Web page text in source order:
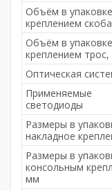
Объём в
креплением
Объём в
креплением трос,
Оптическая
Применяемые
светодиоды
Размеры в
накладное
Размеры в
консольным
мм